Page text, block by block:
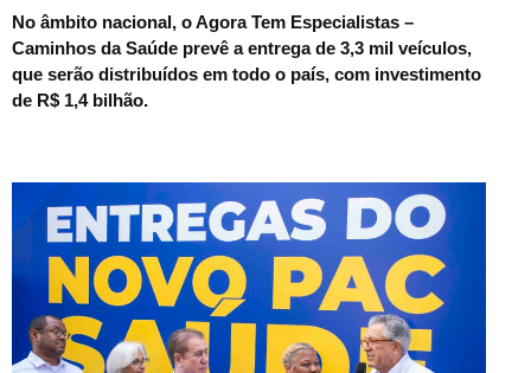
No âmbito nacional, o Agora Tem Especialistas –
Caminhos da Saúde prevê a entrega de 3,3 mil veículos,
que serão distribuídos em todo o país, com investimento
de R$ 1,4 bilhão.